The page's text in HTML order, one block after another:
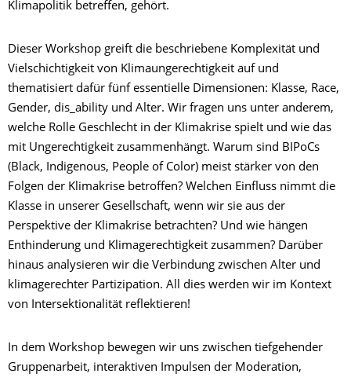
Klimapolitik betreffen, gehört.
Dieser Workshop greift die beschriebene Komplexität und
Vielschichtigkeit von Klimaungerechtigkeit auf und
thematisiert dafür fünf essentielle Dimensionen: Klasse, Race,
Gender, dis_ability und Alter. Wir fragen uns unter anderem,
welche Rolle Geschlecht in der Klimakrise spielt und wie das
mit Ungerechtigkeit zusammenhängt. Warum sind BIPoCs
(Black, Indigenous, People of Color) meist stärker von den
Folgen der Klimakrise betroffen? Welchen Einfluss nimmt die
Klasse in unserer Gesellschaft, wenn wir sie aus der
Perspektive der Klimakrise betrachten? Und wie hängen
Enthinderung und Klimagerechtigkeit zusammen? Darüber
hinaus analysieren wir die Verbindung zwischen Alter und
klimagerechter Partizipation. All dies werden wir im Kontext
von Intersektionalität reflektieren!
In dem Workshop bewegen wir uns zwischen tiefgehender
Gruppenarbeit, interaktiven Impulsen der Moderation,